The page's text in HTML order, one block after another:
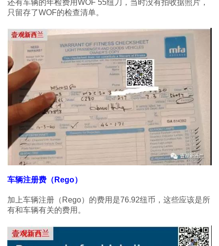
还有车辆的年检费用WOF 55纽刀，当时没有拍收据照片，
只留存了WOF的检查清单。
车辆注册费（Rego）
加上车辆注册（Rego）的费用是76.92纽币，这些应该是所
有和车辆有关的费用。